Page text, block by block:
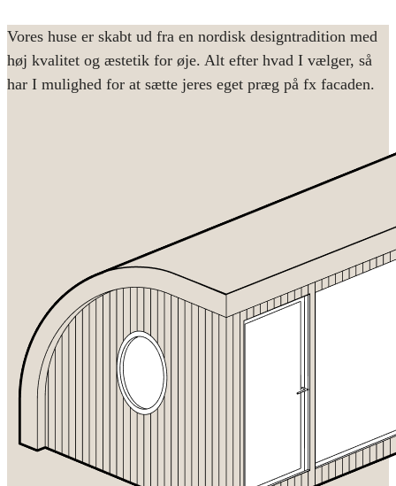
Vores huse er skabt ud fra en nordisk designtradition med
høj kvalitet og æstetik for øje. Alt efter hvad I vælger, så
har I mulighed for at sætte jeres eget præg på fx facaden.